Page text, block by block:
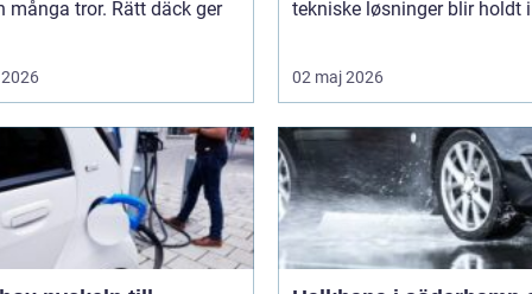
många tror. Rätt däck ger
tekniske løsninger blir holdt
02 maj 2026